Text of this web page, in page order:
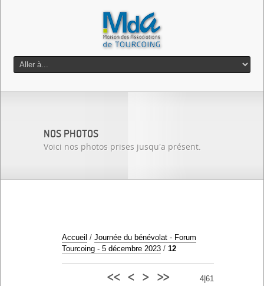
NOS PHOTOS
Voici nos photos prises jusqu'a présent.
Accueil / Journée du bénévolat - Forum
Tourcoing - 5 décembre 2023 / 12
4|61
<< < > >>